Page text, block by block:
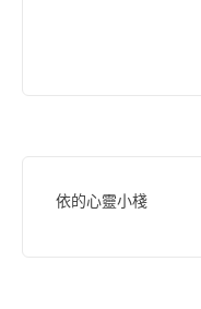
依的心靈小棧